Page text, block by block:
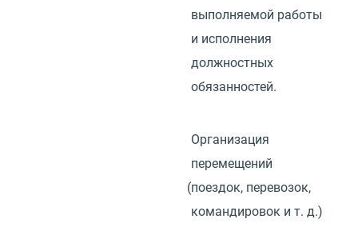
выполняемой работы
и исполнения
должностных
обязанностей.
Организация
перемещений
(поездок, перевозок,
командировок и т. д.)